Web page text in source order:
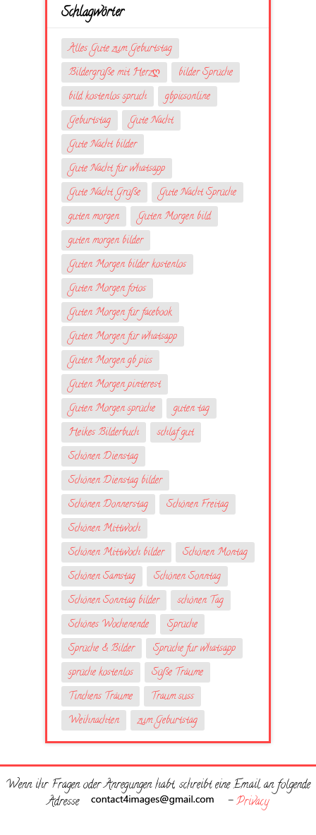
Schlagwörter
Alles Gute zum Geburtstag
Bildergrüße mit Herzღ
bilder Sprüche
bild kostenlos spruch
gbpicsonline
Geburtstag
Gute Nacht
Gute Nacht bilder
Gute Nacht für whatsapp
Gute Nacht Grüße
Gute Nacht Sprüche
guten morgen
Guten Morgen bild
guten morgen bilder
Guten Morgen bilder kostenlos
Guten Morgen fotos
Guten Morgen für facebook
Guten Morgen für whatsapp
Guten Morgen gb pics
Guten Morgen pinterest
Guten Morgen sprüche
guten tag
Heikes Bilderbuch
schlaf gut
Schönen Dienstag
Schönen Dienstag bilder
Schönen Donnerstag
Schönen Freitag
Schönen Mittwoch
Schönen Mittwoch bilder
Schönen Montag
Schönen Samstag
Schönen Sonntag
Schönen Sonntag bilder
schönen Tag
Schönes Wochenende
Sprüche
Sprüche & Bilder
Sprüche fur whatsapp
sprüche kostenlos
Süße Träume
Tinchens Träume
Traum suss
Weihnachten
zum Geburtstag
Wenn ihr Fragen oder Anregungen habt, schreibt eine Email an folgende
Adresse
-Privacy